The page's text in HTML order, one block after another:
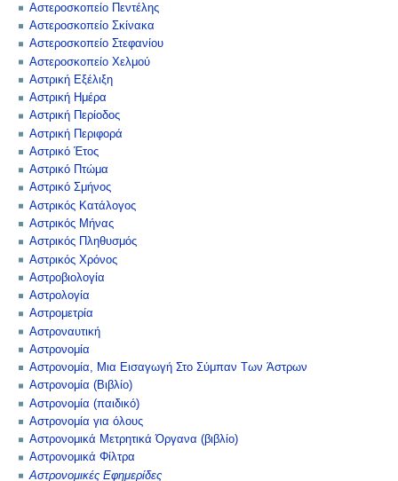
Αστεροσκοπείο Πεντέλης
Αστεροσκοπείο Σκίνακα
Αστεροσκοπείο Στεφανίου
Αστεροσκοπείο Χελμού
Αστρική Εξέλιξη
Αστρική Ημέρα
Αστρική Περίοδος
Αστρική Περιφορά
Αστρικό Έτος
Αστρικό Πτώμα
Αστρικό Σμήνος
Αστρικός Κατάλογος
Αστρικός Μήνας
Αστρικός Πληθυσμός
Αστρικός Χρόνος
Αστροβιολογία
Αστρολογία
Αστρομετρία
Αστροναυτική
Αστρονομία
Αστρονομία, Μια Εισαγωγή Στο Σύμπαν Των Άστρων
Αστρονομία (Βιβλίο)
Αστρονομία (παιδικό)
Αστρονομία για όλους
Αστρονομικά Μετρητικά Όργανα (βιβλίο)
Αστρονομικά Φίλτρα
Αστρονομικές Εφημερίδες